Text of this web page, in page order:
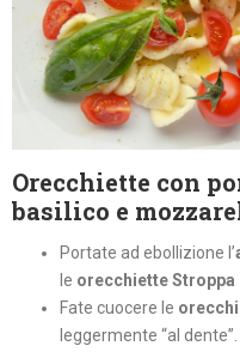
Orecchiette con
basilico e
Portate ad ebollizione l’
le orecchiette Stroppa
Fate cuocere le
leggermente “al dente”.